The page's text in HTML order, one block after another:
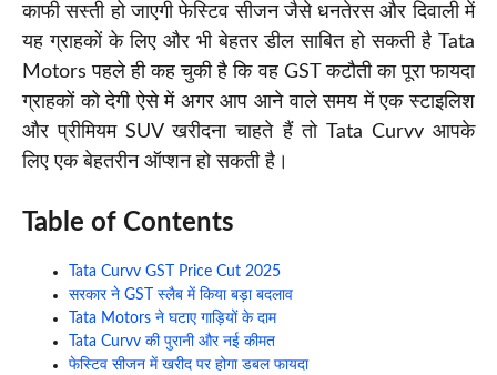
काफी सस्ती हो जाएगी फेस्टिव सीजन जैसे धनतेरस और दिवाली में
यह ग्राहकों के लिए और भी बेहतर डील साबित हो सकती है Tata
Motors पहले ही कह चुकी है कि वह GST कटौती का पूरा फायदा
ग्राहकों को देगी ऐसे में अगर आप आने वाले समय में एक स्टाइलिश
और प्रीमियम SUV खरीदना चाहते हैं तो Tata Curvv आपके
लिए एक बेहतरीन ऑप्शन हो सकती है।
Table of Contents
Tata Curvv GST Price Cut 2025
सरकार ने GST स्लैब में किया बड़ा बदलाव
Tata Motors ने घटाए गाड़ियों के दाम
Tata Curvv की पुरानी और नई कीमत
फेस्टिव सीजन में खरीद पर होगा डबल फायदा